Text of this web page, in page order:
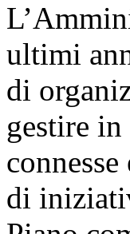
ultimi
di
gestire
di